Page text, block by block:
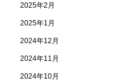
2025年2月
2025年1月
2024年12月
2024年11月
2024年10月